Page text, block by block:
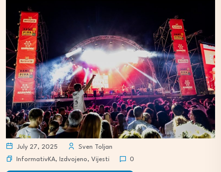
July 27, 2025
Sven Toljan
InformativKA, Izdvojeno, Vijesti 0